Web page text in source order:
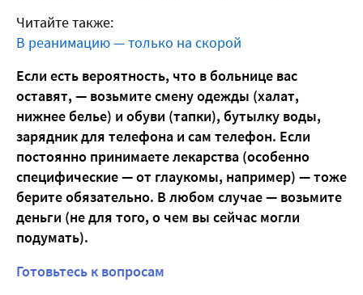
Читайте также:
В реанимацию — только на скорой
Если есть вероятность, что в больнице вас
оставят, — возьмите смену одежды (халат,
нижнее белье) и обуви (тапки), бутылку воды,
зарядник для телефона и сам телефон. Если
постоянно принимаете лекарства (особенно
специфические — от глаукомы, например) — тоже
берите обязательно. В любом случае — возьмите
деньги (не для того, о чем вы сейчас могли
подумать).
Готовьтесь к вопросам